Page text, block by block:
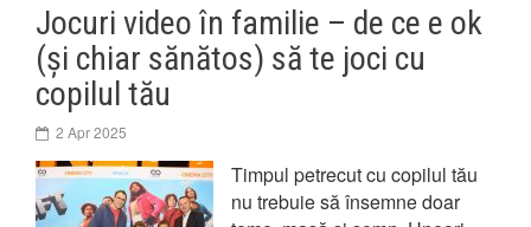
Jocuri video în familie – de ce e ok
(și chiar sănătos) să te joci cu
copilul tău
2 Apr 2025
Timpul petrecut cu copilul tău
nu trebuie să însemne doar